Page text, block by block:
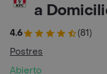
a
4.6
(81)
Postres
Abierto